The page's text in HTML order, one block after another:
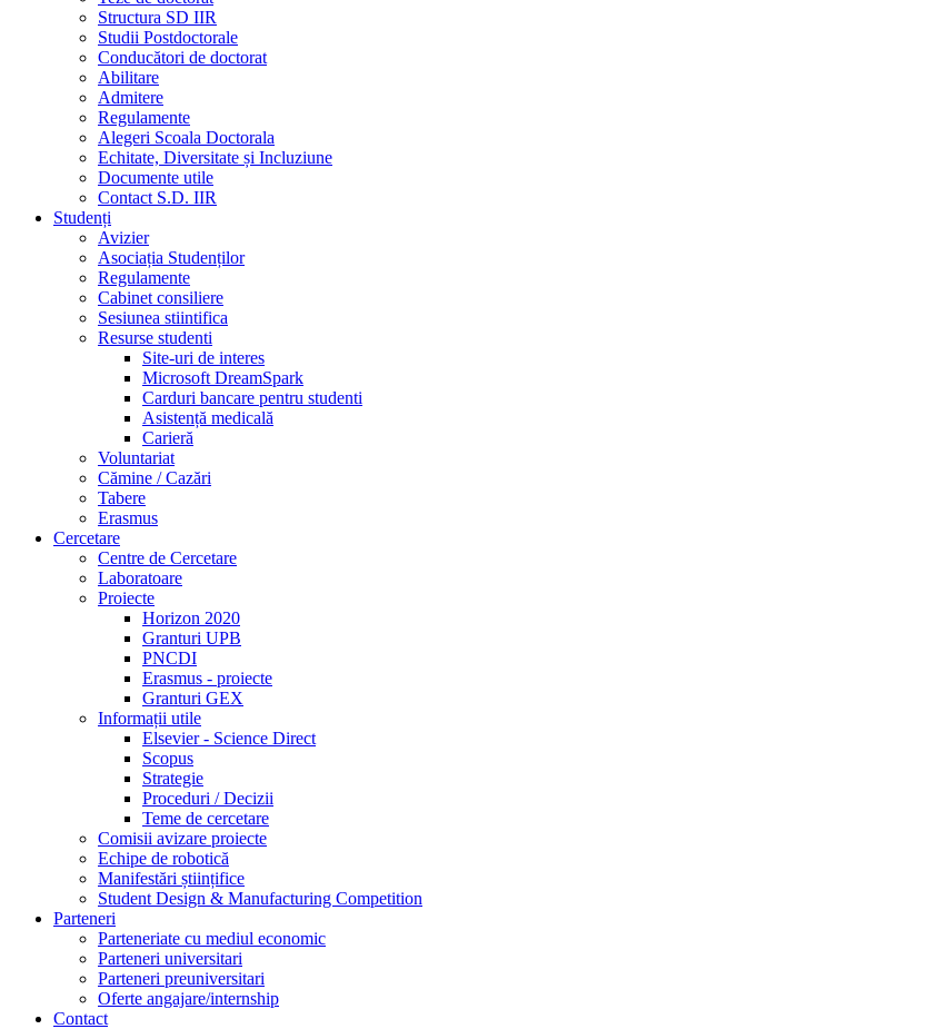
Structura SD IIR
Studii Postdoctorale
Conducători de doctorat
Abilitare
Admitere
Regulamente
Alegeri Scoala Doctorala
Echitate, Diversitate și Incluziune
Documente utile
Contact S.D. IIR
Studenți
Avizier
Asociația Studenților
Regulamente
Cabinet consiliere
Sesiunea stiintifica
Resurse studenti
Site-uri de interes
Microsoft DreamSpark
Carduri bancare pentru studenti
Asistență medicală
Carieră
Voluntariat
Cămine / Cazări
Tabere
Erasmus
Cercetare
Centre de Cercetare
Laboratoare
Proiecte
Horizon 2020
Granturi UPB
PNCDI
Erasmus - proiecte
Granturi GEX
Informații utile
Elsevier - Science Direct
Scopus
Strategie
Proceduri / Decizii
Teme de cercetare
Comisii avizare proiecte
Echipe de robotică
Manifestări științifice
Student Design & Manufacturing Competition
Parteneri
Parteneriate cu mediul economic
Parteneri universitari
Parteneri preuniversitari
Oferte angajare/internship
Contact